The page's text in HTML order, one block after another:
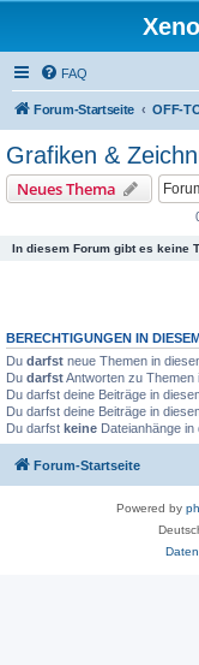
FAQ
Forum-Startseite OFF-
Grafiken &
Neues Thema
In diesem Forum gibt es keine
BERECHTIGUNGEN IN
Du darfst neue Themen in
Du darfstAntworten zu Themen
Du darfst deine Beiträge in
Du darfst deine Beiträge in
Du darfst keine Dateianhänge in
Forum-Startseite
Powered by